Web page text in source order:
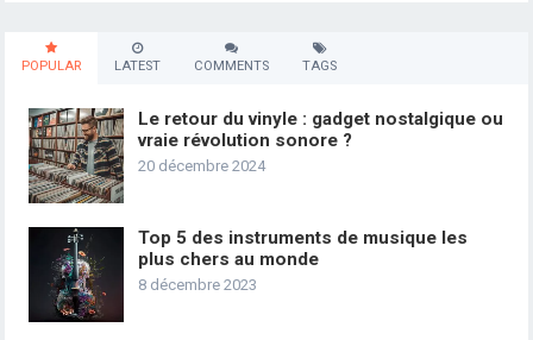
POPULAR LATEST COMMENTS TAGS
Le retour du vinyle : gadget nostalgique ou
vraie révolution sonore ?
20 décembre 2024
Top 5 des instruments de musique les
plus chers au monde
8 décembre 2023